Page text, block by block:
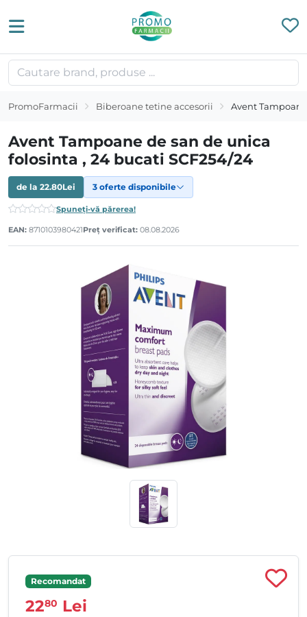
PromoFarmacii Biberoane tetine accesorii Avent
Avent Tampoane de san de unica
folosinta , 24 bucati SCF254/24
de la 22.80Lei 3 oferte disponibile
Spuneți-vă părerea!
EAN: 8710103980421Preț verificat: 08.08.2026
Recomandat
2280 Lei